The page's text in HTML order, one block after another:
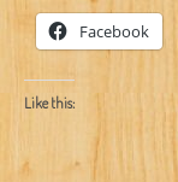
Facebook
Like this: